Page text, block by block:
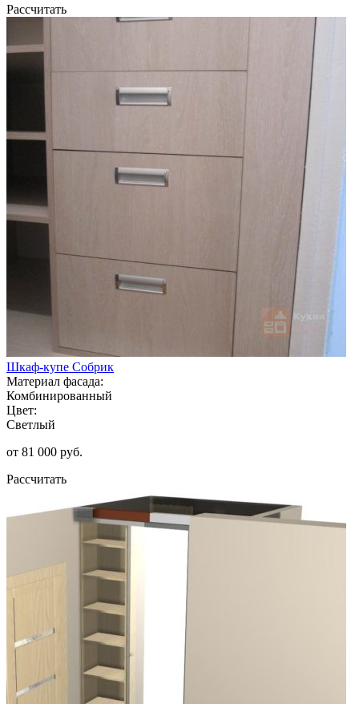
Рассчитать
Шкаф-купе Собрик
Материал фасада:
Комбинированный
Цвет:
Светлый
от 81 000 руб.
Рассчитать